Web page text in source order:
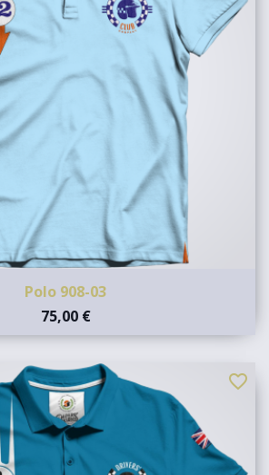
Polo 908-03
75,00 €
favorite_border